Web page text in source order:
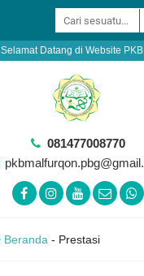
Selamat Datang di Website
081477008770
Beranda - Prestasi